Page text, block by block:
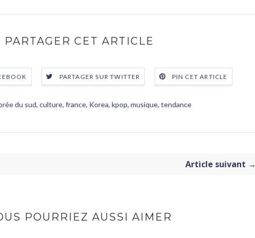
PARTAGER CET ARTICLE
PARTAGER SUR TWITTER PIN CET ARTICLE
du sud, culture, france, Korea, kpop, musique, tendance
Article suivant →
POURRIEZ AUSSI AIMER